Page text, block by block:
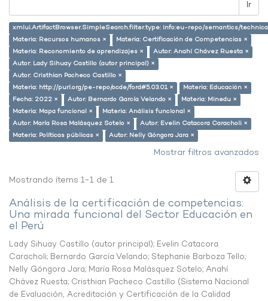
Ir
xmlui.ArtifactBrowser.SimpleSearch.filter.type: info:eu-repo/semantics/
Materia: Recursos humanos ×
Materia: Certificación de Competencias ×
Materia: Reconomiento de aprendizajes ×
Autor: Anahí Chávez Ruesta ×
Autor: Lady Sihuay Castillo (autor principal) ×
Autor: Cristhian Pacheco Castillo ×
Materia: http://purl.org/pe-repo/ocde/ford#5.03.01 ×
Materia: Educación ×
Fecha: 2022 ×
Autor: Bernardo García Velando ×
Materia: Minedu ×
Materia: Mapa funcional ×
Materia: Análisis funcional ×
Autor: María Rosa Malásquez Sotelo ×
Autor: Evelin Catacora Caracholi ×
Materia: Políticas públicas ×
Autor: Nelly Góngora Jara ×
Mostrar filtros avanzados
Mostrando ítems 1-1 de 1
Análisis de la certificación de competencias:
Una mirada funcional del Sector Educación en
el Perú
Lady Sihuay Castillo (autor principal); Evelin Catacora
Caracholi; Bernardo García Velando; Stephanie Barboza Tello;
Nelly Góngora Jara; María Rosa Malásquez Sotelo; Anahí
Chávez Ruesta; Cristhian Pacheco Castillo (Sistema Nacional
de Evaluación, Acreditación y Certificación de la Calidad